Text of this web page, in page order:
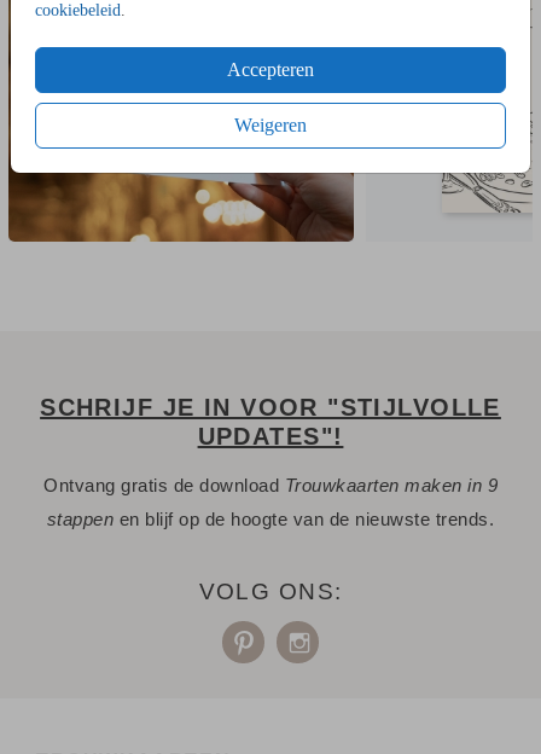
cookiebeleid.
Accepteren
Weigeren
SCHRIJF JE IN VOOR "STIJLVOLLE
UPDATES"!
Ontvang gratis de download Trouwkaarten maken in 9
stappen en blijf op de hoogte van de nieuwste trends.
VOLG ONS: